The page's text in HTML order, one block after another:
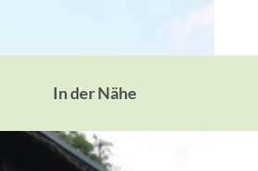
In der Nähe